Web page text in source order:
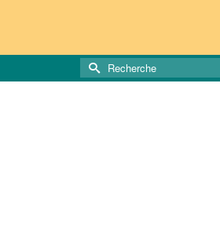
Rechercher :